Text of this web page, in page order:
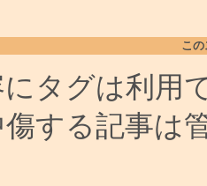
こ
にタグは利用
する記事は